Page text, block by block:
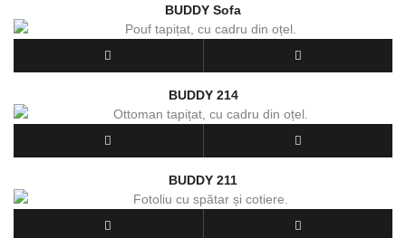
BUDDY Sofa
BUDDY 214
BUDDY 211